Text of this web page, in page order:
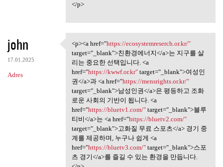
</p>
john
17.01.2025
Adres
<p><a href="https:/
<p><a href="https://ecosystemreserch.or.kr/"
target="_blank">친환경에너지</a>는 지구를 살
리는 중요한 선택입니다. <a
href="https://kwwf.or.kr"target="_blank">여성인
권</a>과 <a href="https://mensrights.or.kr/"
target="_blank">남성인권</a>은 평등하고 조화
로운 사회의 기반이 됩니다. <a
href="https://bluetv1.com/"target="_blank">블루
티비</a>는 <a href="https://bluetv2.com/"
target="_blank">고화질 무료 스포츠</a> 경기 중
계를 제공하며, 누구나 쉽게 <a
href="https://bluetv3.com/"target="_blank">스포
츠 경기</a>를 즐길 수 있는 환경을 만듭니다.